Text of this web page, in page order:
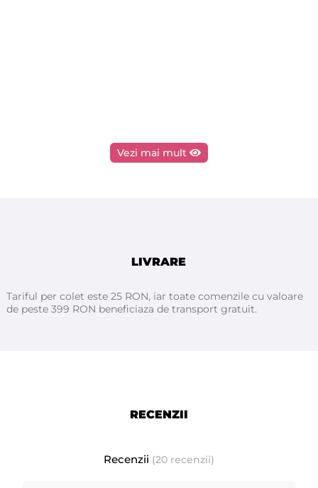
Vezi mai mult
LIVRARE
Tariful per colet este 25 RON, iar toate comenzile cu valoare
de peste 399 RON beneficiaza de transport gratuit.
RECENZII
Recenzii (20 recenzii)